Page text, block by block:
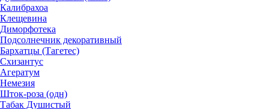
Калибрахоа
Клещевина
Диморфотека
Подсолнечник декоративный
Бархатцы (Тагетес)
Схизантус
Агератум
Немезия
Шток-роза (одн)
Табак Душистый